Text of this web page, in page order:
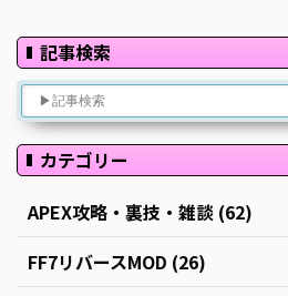
記事検索
カテゴリー
APEX攻略・裏技・雑談 (62)
FF7リバースMOD (26)